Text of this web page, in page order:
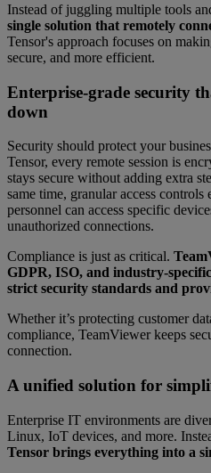
Instead of juggling multiple tools
single solution that remotely
Tensor's approach focuses on
secure, and more efficient.
Enterprise-grade security
down
Security should protect your
Tensor, every remote session is
stays secure without adding extra
same time, granular access
personnel can access specific
unauthorized connections.
Compliance is just as critical.
GDPR, ISO, and industry-
strict security standards and
Whether it’s protecting customer
compliance, TeamViewer keeps
connection.
A unified solution for
Enterprise IT environments are
Linux, IoT devices, and more.
Tensor brings everything into a